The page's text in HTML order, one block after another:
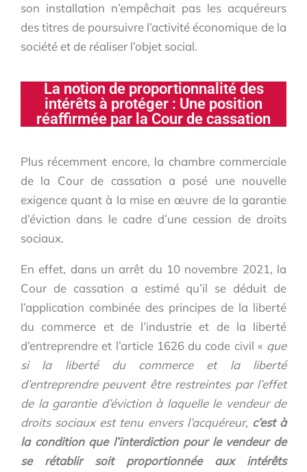
son installation n’empêchait pas les acquéreurs
des titres de poursuivre l’activité économique de la
société et de réaliser l’objet social.
La notion de proportionnalité des
intérêts à protéger : Une position
réaffirmée par la Cour de cassation
Plus récemment encore, la chambre commerciale
de la Cour de cassation a posé une nouvelle
exigence quant à la mise en œuvre de la garantie
d’éviction dans le cadre d’une cession de droits
sociaux.
En effet, dans un arrêt du 10 novembre 2021, la
Cour de cassation a estimé qu’il se déduit de
l’application combinée des principes de la liberté
du commerce et de l’industrie et de la liberté
d’entreprendre et l’article 1626 du code civil « que
si la liberté du commerce et la liberté
d’entreprendre peuvent être restreintes par l’effet
de la garantie d’éviction à laquelle le vendeur de
droits sociaux est tenu envers l’acquéreur, c’est à
la condition que l’interdiction pour le vendeur de
se rétablir soit proportionnée aux intérêts